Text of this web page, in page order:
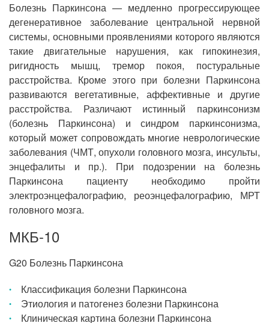
Болезнь Паркинсона — медленно прогрессирующее
дегенеративное заболевание центральной нервной
системы, основными проявлениями которого являются
такие двигательные нарушения, как гипокинезия,
ригидность мышц, тремор покоя, постуральные
расстройства. Кроме этого при болезни Паркинсона
развиваются вегетативные, аффективные и другие
расстройства. Различают истинный паркинсонизм
(болезнь Паркинсона) и синдром паркинсонизма,
который может сопровождать многие неврологические
заболевания (ЧМТ, опухоли головного мозга, инсульты,
энцефалиты и пр.). При подозрении на болезнь
Паркинсона пациенту необходимо пройти
электроэнцефалографию, реоэнцефалографию, МРТ
головного мозга.
МКБ-10
G20 Болезнь Паркинсона
Классификация болезни Паркинсона
Этиология и патогенез болезни Паркинсона
Клиническая картина болезни Паркинсона